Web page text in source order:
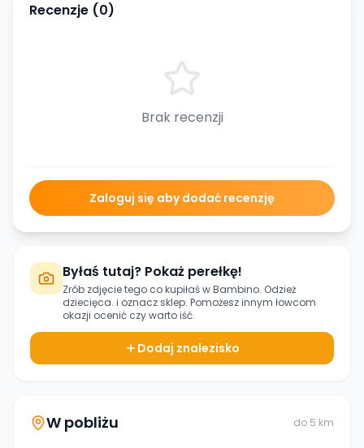
Recenzje (0)
Brak recenzji
Zaloguj się aby dodać recenzję
Byłaś tutaj? Pokaż perełkę!
Zrób zdjęcie tego co kupiłaś wBambino. Odzież
dziecięca. i oznacz sklep. Pomożesz innym łowcom
okazji ocenić czy warto iść.
Dodaj znalezisko
W pobliżu do 5 km